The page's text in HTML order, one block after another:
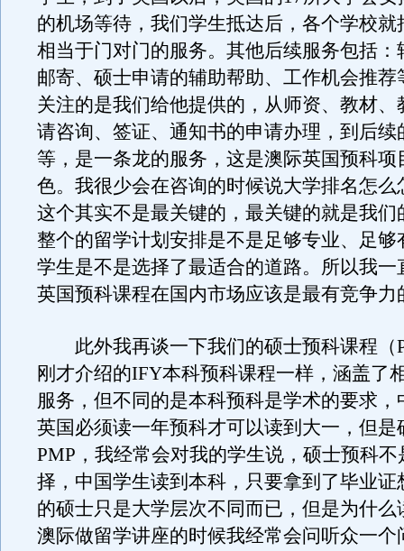
的机场等待，我们学生抵达后，各个学校就
相当于门对门的服务。其他后续服务包括：
邮寄、硕士申请的辅助帮助、工作机会推荐
关注的是我们给他提供的，从师资、教材、
请咨询、签证、通知书的申请办理，到后续
等，是一条龙的服务，这是澳际英国预科项
色。我很少会在咨询的时候说大学排名怎么
这个其实不是最关键的，最关键的就是我们
整个的留学计划安排是不是足够专业、足够
学生是不是选择了最适合的道路。所以我一
英国预科课程在国内市场应该是最有竞争力
此外我再谈一下我们的硕士预科课程（
刚才介绍的IFY本科预科课程一样，涵盖了
服务，但不同的是本科预科是学术的要求，
英国必须读一年预科才可以读到大一，但是
PMP，我经常会对我的学生说，硕士预科
择，中国学生读到本科，只要拿到了毕业证
的硕士只是大学层次不同而已，但是为什么
澳际做留学讲座的时候我经常会问听众一个